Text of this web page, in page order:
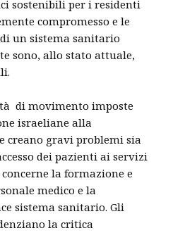
sostenibili per i residenti
compromesso e le
un sistema sanitario
sono, allo stato attuale,
di movimento imposte
israeliane alla
creano gravi problemi sia
dei pazienti ai servizi
la formazione e
medico e la
sistema sanitario. Gli
la critica